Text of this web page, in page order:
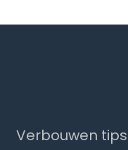
Verbouwen